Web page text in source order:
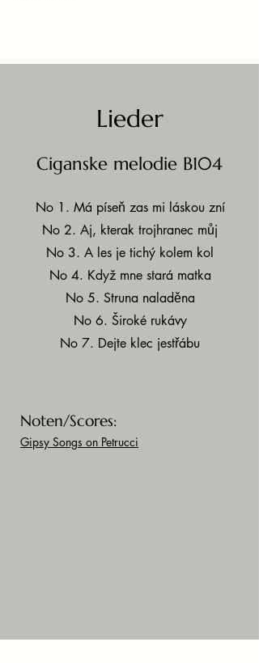
Lieder
Ciganske melodie B104
No 1. Má píseň zas mi láskou zní
No 2. Aj, kterak trojhranec můj
No 3. A les je tichý kolem kol
No 4. Když mne stará matka
No 5. Struna naladěna
No 6. Široké rukávy
No 7. Dejte klec jestřábu
Noten/Scores:
Gipsy Songs on Petrucci